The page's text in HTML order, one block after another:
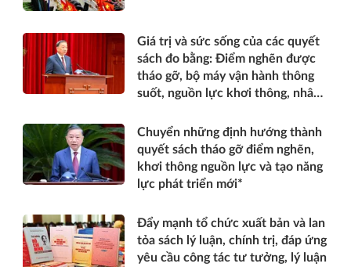
Giá trị và sức sống của các quyết
sách đo bằng: Điểm nghẽn được
tháo gỡ, bộ máy vận hành thông
suốt, nguồn lực khơi thông, nhân
hơn*
Chuyển những định hướng thành
quyết sách tháo gỡ điểm nghẽn,
khơi thông nguồn lực và tạo năng
lực phát triển mới*
Đẩy mạnh tổ chức xuất bản và lan
tỏa sách lý luận, chính trị, đáp ứng
yêu cầu công tác tư tưởng, lý luận